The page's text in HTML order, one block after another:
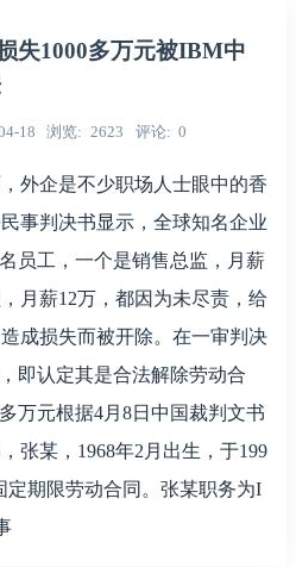
失1000多万元被IBM中
18 浏览 2623 评论 0
外企是不少职场人士眼中的香
事判决书显示，全球知名企业
员工，一个是销售总监，月薪
月薪12万，都因为未尽责，给
成损失而被开除。在一审判决
即认定其是合法解除劳动合
万元根据4月8日中国裁判文书
张某，1968年2月出生，于199
期限劳动合同。张某职务为I